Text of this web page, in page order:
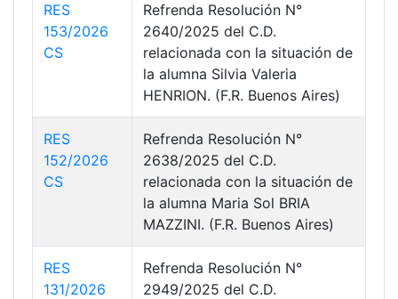
RES
153/2026
CS
Refrenda Resolución N°
2640/2025 del C.D.
relacionada con la situación de
la alumna Silvia Valeria
HENRION. (F.R. Buenos Aires)
RES
152/2026
CS
Refrenda Resolución N°
2638/2025 del C.D.
relacionada con la situación de
la alumna Maria Sol BRIA
MAZZINI. (F.R. Buenos Aires)
RES
131/2026
Refrenda Resolución N°
2949/2025 del C.D.